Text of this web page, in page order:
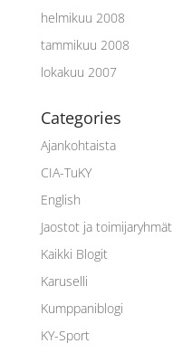
helmikuu 2008
tammikuu 2008
lokakuu 2007
Categories
Ajankohtaista
CIA-TuKY
English
Jaostot ja toimijaryhmät
Kaikki Blogit
Karuselli
Kumppaniblogi
KY-Sport